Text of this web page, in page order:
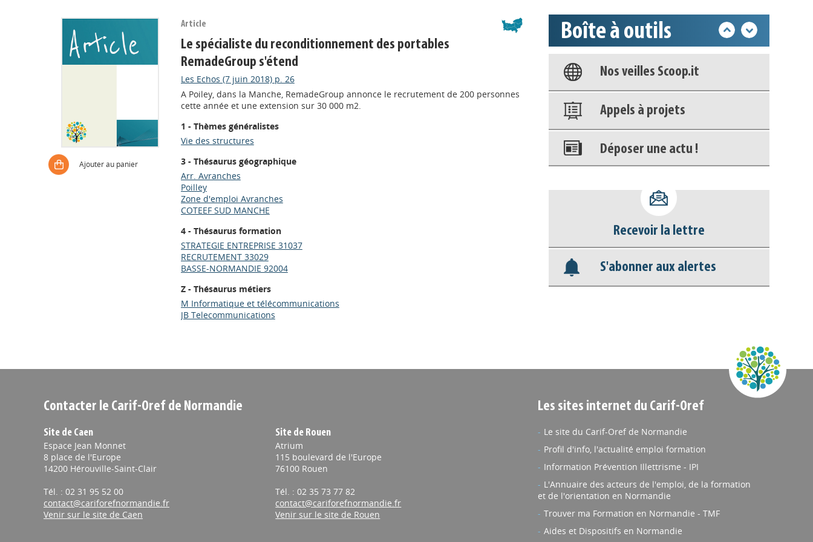
Ajouter au panier
Article
Le spécialiste du reconditionnement des portables
RemadeGroup s'étend
Les Echos (7 juin 2018) p. 26
A Poiley, dans la Manche, RemadeGroup annonce le recrutement de 200 personnes
cette année et une extension sur 30 000 m2.
1 - Thèmes généralistes
Vie des structures
3 - Thésaurus géographique
Arr. Avranches
Poilley
Zone d'emploi Avranches
COTEEF SUD MANCHE
4 - Thésaurus formation
STRATEGIE ENTREPRISE 31037
RECRUTEMENT 33029
BASSE-NORMANDIE 92004
Z - Thésaurus métiers
M Informatique et télécommunications
JB Telecommunications
Boîte à outils
Base documentaire
Nos veilles Scoop.it
Appels à projets
Déposer une actu !
déconnecter)
Base documentaire
Nos veilles Scoop.it
Recevoir la lettre
S'abonner aux alertes
Contacter le Carif-Oref de Normandie
Site de Caen
Espace Jean Monnet
8 place de l'Europe
14200 Hérouville-Saint-Clair
Tél. : 02 31 95 52 00
contact@cariforefnormandie.fr
Venir sur le site de Caen
Site de Rouen
Atrium
115 boulevard de l'Europe
76100 Rouen
Tél. : 02 35 73 77 82
contact@cariforefnormandie.fr
Venir sur le site de Rouen
Les sites internet du Carif-Oref
Le site du Carif-Oref de Normandie
Profil d'info, l'actualité emploi formation
Information Prévention Illettrisme - IPI
L'Annuaire des acteurs de l'emploi, de la formation
et de l'orientation en Normandie
Trouver ma Formation en Normandie - TMF
Aides et Dispositifs en Normandie